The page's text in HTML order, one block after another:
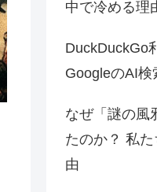
中で冷める理
DuckDuckGo
GoogleのAI
なぜ「謎の風
たのか？ 私
由